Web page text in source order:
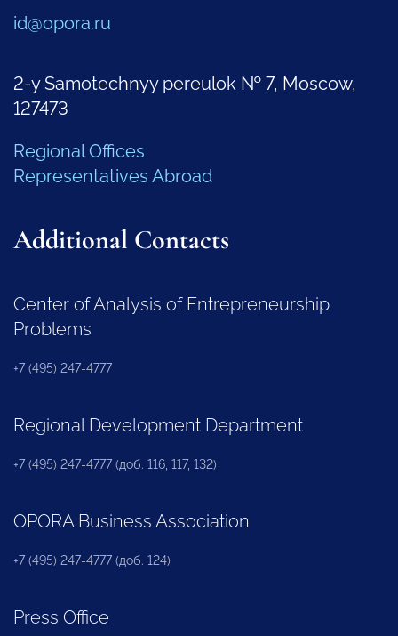
id@opora.ru
2-y Samotechnyy pereulok № 7, Moscow,
127473
Regional Offices
Representatives Abroad
Additional Contacts
Center of Analysis of Entrepreneurship
Problems
+7 (495) 247-4777
Regional Development Department
+7 (495) 247-4777 (доб. 116, 117, 132)
OPORA Business Association
+7 (495) 247-4777 (доб. 124)
Press Office